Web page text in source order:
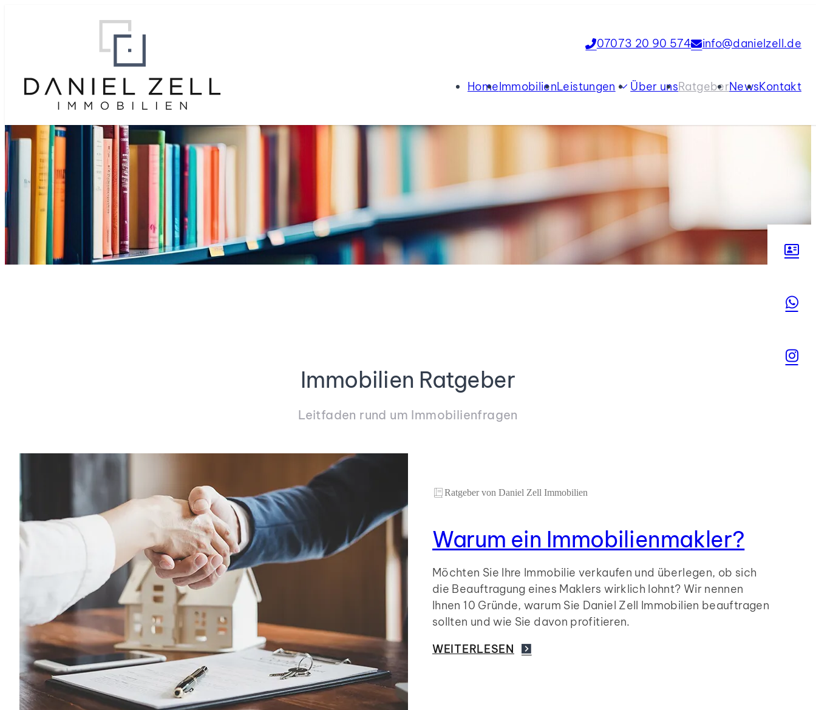
info@danielzell.de
07073 20 90 574
HomeImmobilienLeistungen
Tippgeber
Immobilienbewertung
Über unsRatgeberNewsKontakt
Immobilien Ratgeber
Leitfaden rund um Immobilienfragen
Ratgeber von Daniel Zell Immobilien
Warum ein Immobilienmakler?
Möchten Sie Ihre Immobilie verkaufen und überlegen, ob sich
die Beauftragung eines Maklers wirklich lohnt? Wir nennen
Ihnen 10 Gründe, warum Sie Daniel Zell Immobilien beauftragen
sollten und wie Sie davon profitieren.
WEITERLESEN